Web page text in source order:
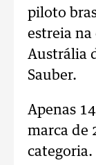
piloto
estreia na
Austrália
Sauber.
Apenas
marca de
categoria.